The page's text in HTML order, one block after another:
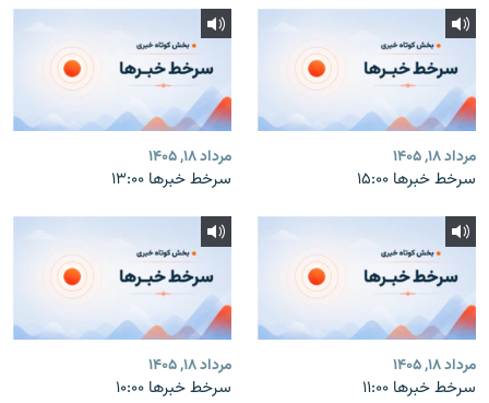
مرداد ۱۸, ۱۴۰۵
سرخط خبرها ۱۵:۰۰
مرداد ۱۸, ۱۴۰۵
سرخط خبرها ۱۳:۰۰
مرداد ۱۸, ۱۴۰۵
سرخط خبرها ۱۱:۰۰
مرداد ۱۸, ۱۴۰۵
سرخط خبرها ۱۰:۰۰